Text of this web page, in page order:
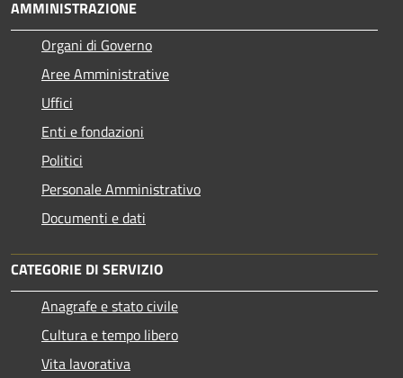
AMMINISTRAZIONE
Organi di Governo
Aree Amministrative
Uffici
Enti e fondazioni
Politici
Personale Amministrativo
Documenti e dati
CATEGORIE DI SERVIZIO
Anagrafe e stato civile
Cultura e tempo libero
Vita lavorativa